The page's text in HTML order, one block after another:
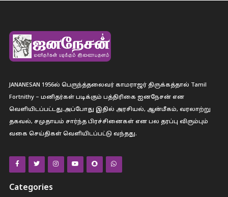
JANANESAN 1956ல் பெருந்த்தலைவர் காமராஜர் திருக்கத்தால் Tamil
Fortnithy – மனிதர்கள் படிக்கும் பத்திரிகை ஐனநேசன் என
வெளியிடப்பட்டது.அப்போது இதில் அரசியல், ஆன்மீகம், வரலாற்று
தகவல், சமுதாயம் சார்ந்த பிரச்சினைகள் என பல தரப்பு விரும்பும்
வகை செய்திகள் வெளியிடப்பட்டு வந்தது.
Categories